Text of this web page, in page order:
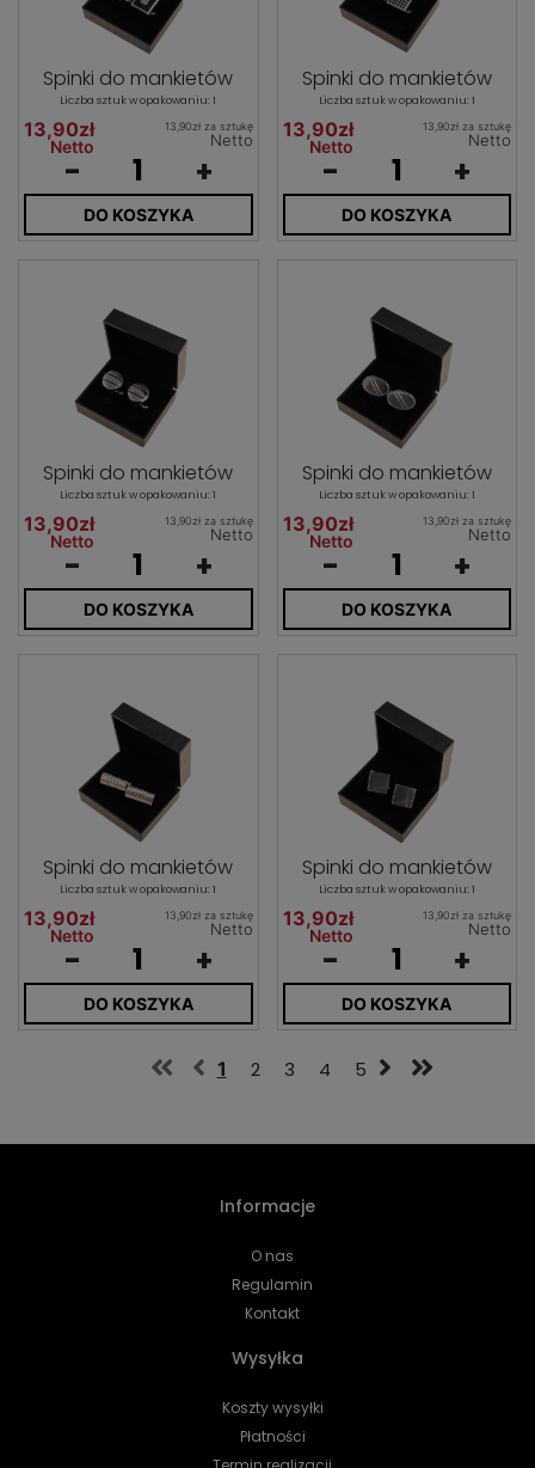
Spinki do mankietów
Liczba sztuk w opakowaniu: 1
13,90zł
Netto
13,90zł za sztukę
Netto
- +
DO KOSZYKA
Spinki do mankietów
Liczba sztuk w opakowaniu: 1
13,90zł
Netto
13,90zł za sztukę
Netto
- +
DO KOSZYKA
Spinki do mankietów
Liczba sztuk w opakowaniu: 1
13,90zł
Netto
13,90zł za sztukę
Netto
- +
DO KOSZYKA
Spinki do mankietów
Liczba sztuk w opakowaniu: 1
13,90zł
Netto
13,90zł za sztukę
Netto
- +
DO KOSZYKA
Spinki do mankietów
Liczba sztuk w opakowaniu: 1
13,90zł
Netto
13,90zł za sztukę
Netto
- +
DO KOSZYKA
Spinki do mankietów
Liczba sztuk w opakowaniu: 1
13,90zł
Netto
13,90zł za sztukę
Netto
- +
DO KOSZYKA
1 2 3 4 5
Informacje
O nas
Regulamin
Kontakt
Wysyłka
Koszty wysyłki
Płatności